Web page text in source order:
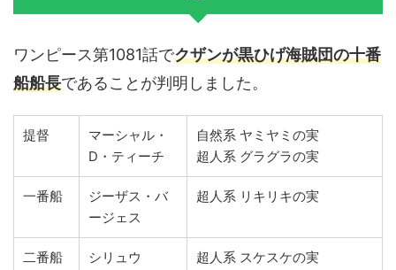
ワンピース第1081話でクザンが黒ひげ海賊団の十番
船船長であることが判明しました。
提督
マーシャル・
D・ティーチ
自然系 ヤミヤミの実
超人系 グラグラの実
一番船
ジーザス・バ
ージェス
超人系 リキリキの実
二番船 シリュウ 超人系 スケスケの実